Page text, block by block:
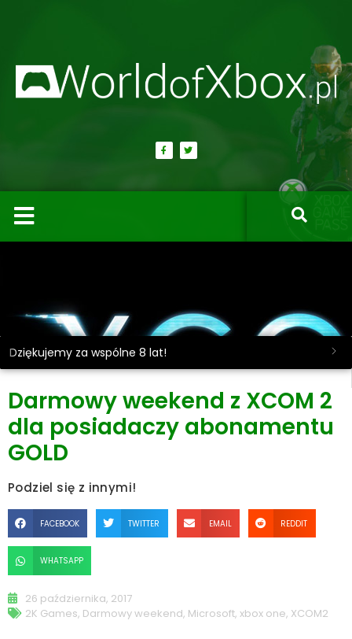
Dziękujemy za wspólne 8 lat!
Darmowy weekend z XCOM 2
dla posiadaczy abonamentu
GOLD
Podziel się z innymi!
FACEBOOK TWITTER EMAIL REDDIT
WHATSAPP
26 października, 2017
2K Games, Darmowy weekend, Microsoft, xbox one, XCOM2